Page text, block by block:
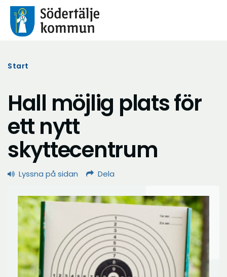
Start
Hall möjlig plats för
ett nytt
skyttecentrum
Lyssna på sidan Dela